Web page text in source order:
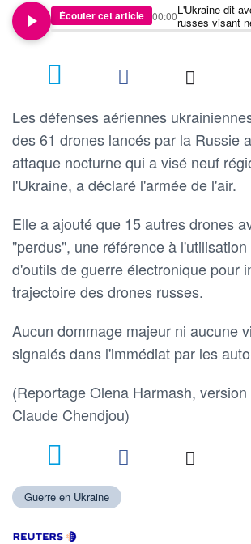
Écouter cet article
L'Ukraine dit
russes visant
00:00
Les défenses aériennes
des 61 drones lancés par la Russie
attaque nocturne qui a visé neuf
l'Ukraine, a déclaré l'armée de l'air.
Elle a ajouté que 15 autres drones
"perdus", une référence à
d'outils de guerre électronique pour
trajectoire des drones russes.
Aucun dommage majeur ni aucune
signalés dans l'immédiat par les
(Reportage Olena Harmash,
Claude Chendjou)
Guerre en Ukraine